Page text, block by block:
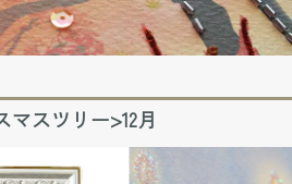
マスツリー>12月